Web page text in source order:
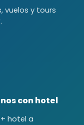
vuelos y tours
con hotel
hotel a